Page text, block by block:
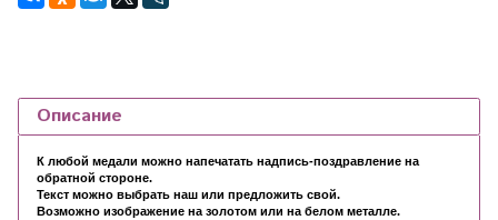
Описание
К любой медали можно напечатать надпись-поздравление на
обратной стороне.
Текст можно выбрать наш или предложить свой.
Возможно изображение на золотом или на белом металле.